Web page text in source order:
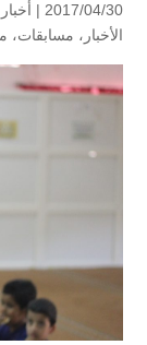
2017/04/30 |
الأخبار ، مسابقات،